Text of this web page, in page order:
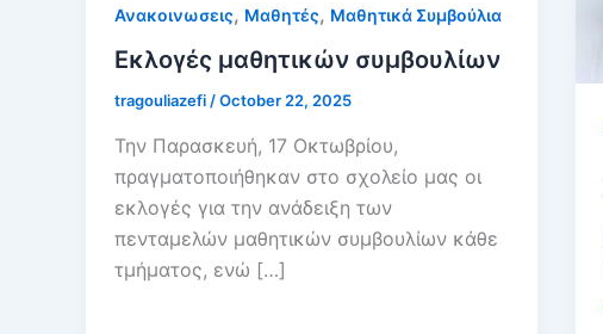
Ανακοινωσεις, Μαθητές, Μαθητικά Συμβούλια
Εκλογές μαθητικών συμβουλίων
tragouliazefi/October 22, 2025
Την Παρασκευή, 17 Οκτωβρίου,
πραγματοποιήθηκαν στο σχολείο μας οι
εκλογές για την ανάδειξη των
πενταμελών μαθητικών συμβουλίων κάθε
τμήματος, ενώ […]